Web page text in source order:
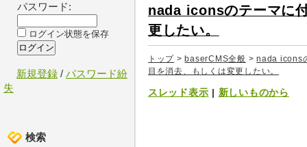
nada iconsのテーマに
更したい。
トップ > baserCMS全般 >nada icons
目を消去、もしくは変更したい。
スレッド表示 | 新しいものから
パスワード:
ログイン状態を保存
新規登録 / パスワード紛
失
検索